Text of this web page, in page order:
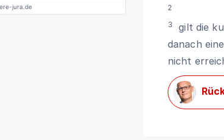
2
3
gilt die
danach
nicht